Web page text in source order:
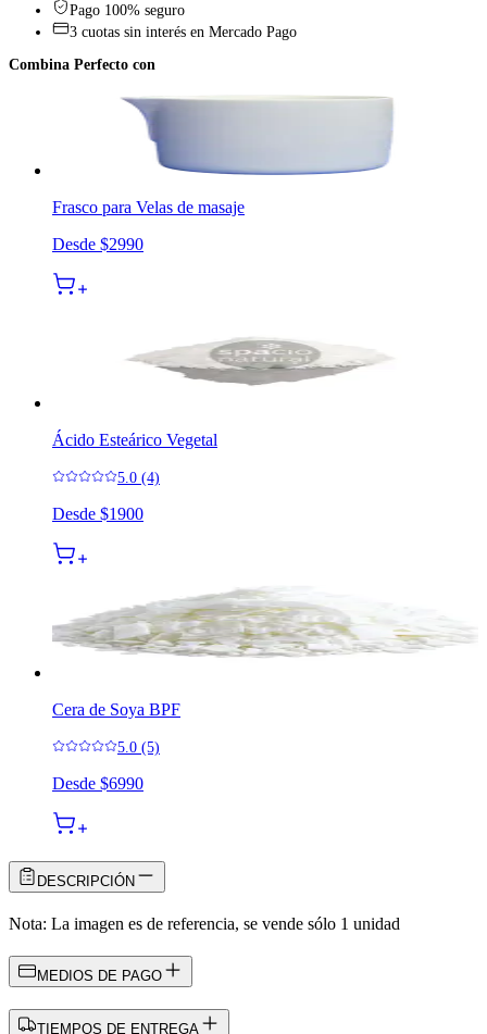
Pago 100% seguro
3 cuotas sin interés en Mercado Pago
Combina Perfecto con
Frasco para Velas de masaje
Desde $2990
Ácido Esteárico Vegetal
5.0 (4)
Desde $1900
Cera de Soya BPF
5.0 (5)
Desde $6990
DESCRIPCIÓN
Nota: La imagen es de referencia, se vende sólo 1 unidad
MEDIOS DE PAGO
TIEMPOS DE ENTREGA